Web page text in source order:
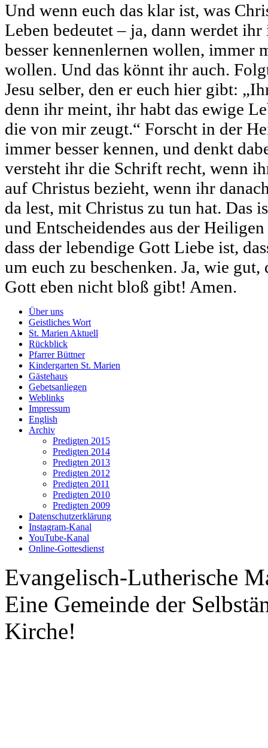
Und wenn euch das klar ist, was
Leben bedeutet – ja, dann werdet
besser kennenlernen wollen, immer
wollen. Und das könnt ihr auch.
Jesu selber, den er euch hier gibt:
denn ihr meint, ihr habt das ewige
die von mir zeugt.“ Forscht in der
immer besser kennen, und denkt
versteht ihr die Schrift recht, wenn
auf Christus bezieht, wenn ihr
da lest, mit Christus zu tun hat. Das
und Entscheidendes aus der
dass der lebendige Gott Liebe ist,
um euch zu beschenken. Ja, wie gut,
Gott eben nicht bloß gibt! Amen.
Über uns
Geistliches Wort
St. Marien Aktuell
Rückblick
Pfarrer Büttner
Kindergarten St. Marien
Gästehaus
Gebetsanliegen
Weblinks
Impressum
English
Archiv
Predigten 2015
Predigten 2014
Predigten 2013
Predigten 2012
Predigten 2011
Predigten 2010
Predigten 2009
Datenschutzerklärung
Instagram-Kanal
YouTube-Kanal
Online-Gottesdienst
Evangelisch-Lutherische
Eine Gemeinde der
Kirche!